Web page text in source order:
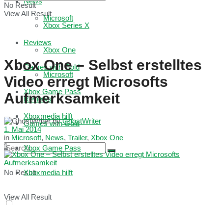
Microsoft
Reviews
Games with Gold
Xbox Game Pass
Xboxmedia hilft
No Result
View All Result
Xbox Series X
Xbox One
Microsoft
Reviews
Games with Gold
Xbox Game Pass
Xboxmedia hilft
No Result
View All Result
Xbox One – Selbst erstelltes
Video erregt Microsofts
Aufmerksamkeit
by GhostWriter
1. Mai 2014
in Microsoft, News, Trailer, Xbox One
1